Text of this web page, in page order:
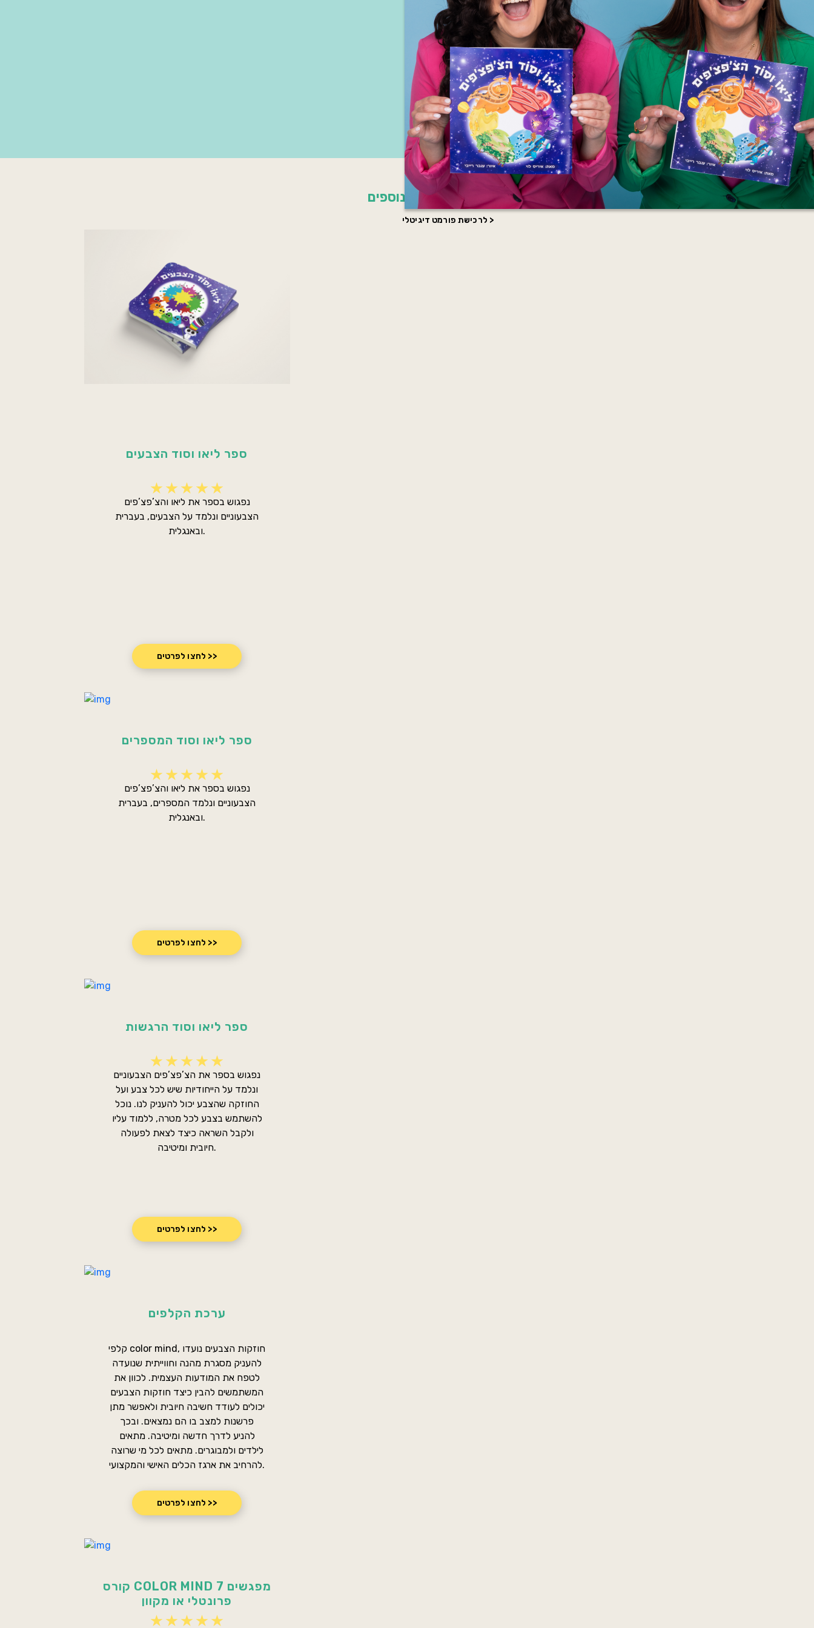
לרכישת פורמט דיגיטלי >
מוצרים נוספים
ספר ליאו וסוד הצבעים
נפגוש בספר את ליאו והצ’פצ’פים
הצבעוניים ונלמד על הצבעים, בעברית
לחצו לפרטים >>
ספר ליאו וסוד המספרים
נפגוש בספר את ליאו והצ’פצ’פים
הצבעוניים ונלמד המספרים, בעברית
לחצו לפרטים >>
ספר ליאו וסוד הרגשות
נפגוש בספר את הצ’פצ’פים הצבעוניים
ונלמד על הייחודיות שיש לכל צבע ועל
החוזקה שהצבע יכול להעניק לנו. נוכל
להשתמש בצבע לכל מטרה, ללמוד עליו
ולקבל השראה כיצד לצאת לפעולה
לחצו לפרטים >>
ערכת הקלפים
קלפי color mind, חוזקות הצבעים נועדו
להעניק מסגרת מהנה וחווייתית שנועדה
לטפח את המודעות העצמית. לכוון את
המשתמשים להבין כיצד חוזקות הצבעים
יכולים לעודד חשיבה חיובית ולאפשר מתן
פרשנות למצב בו הם נמצאים. ובכך
להניע לדרך חדשה ומיטיבה. מתאים
לילדים ולמבוגרים. מתאים לכל מי שרוצה
לחצו לפרטים >>
קורס COLOR MIND 7 מפגשים
פרונטלי או מקוון